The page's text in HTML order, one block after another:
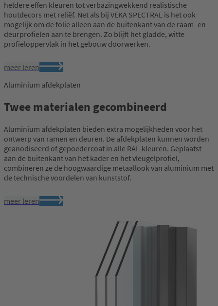
heldere effen kleuren tot verbazingwekkend realistische
houtdecors met reliëf. Net als bij VEKA SPECTRAL is het ook
mogelijk om de folie alleen aan de buitenkant van de raam- en
deurprofielen aan te brengen. Zo blijft het gladde, witte
profieloppervlak in het gebouw doorwerken.
meer leren
Aluminium afdekplaten
Twee materialen gecombineerd
Aluminium afdekplaten bieden extra mogelijkheden voor het
ontwerp van ramen en deuren. De afdekplaten kunnen worden
geanodiseerd of gepoedercoat in alle RAL-kleuren. Geplaatst
aan de buitenkant van het kader en het vleugelprofiel,
combineren ze de hoogwaardige metaallook van aluminium met
de technische voordelen van kunststof.
meer leren